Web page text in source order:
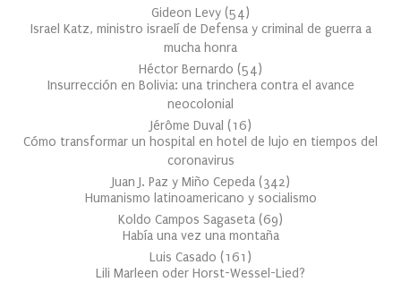
Gideon Levy (54)
Israel Katz, ministro israelí de Defensa y criminal de guerra a
mucha honra
Héctor Bernardo (54)
Insurrección en Bolivia: una trinchera contra el avance
neocolonial
Jérôme Duval (16)
Cómo transformar un hospital en hotel de lujo en tiempos del
coronavirus
Juan J. Paz y Miño Cepeda (342)
Humanismo latinoamericano y socialismo
Koldo Campos Sagaseta (69)
Había una vez una montaña
Luis Casado (161 )
Lili Marleen oder Horst-Wessel-Lied?